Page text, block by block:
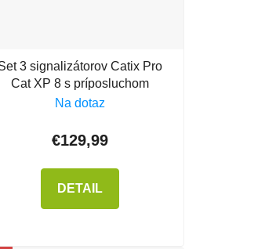
3 signalizátorov Catix Pro
Cat XP 8 s príposluchom
Na dotaz
€129,99
DETAIL